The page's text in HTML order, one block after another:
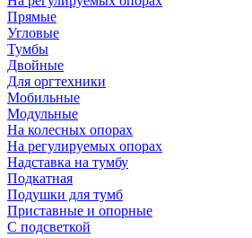
Прямые
Угловые
Тумбы
Двойные
Для оргтехники
Мобильные
Модульные
На колесных опорах
На регулируемых опорах
Надставка на тумбу
Подкатная
Подушки для тумб
Приставные и опорные
С подсветкой